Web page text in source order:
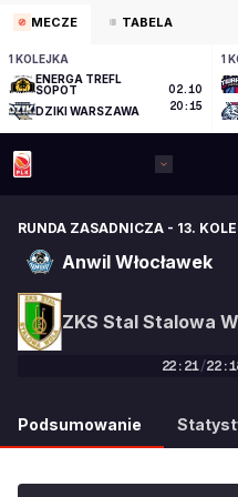
MECZE TABELA
1 KOLEJKA
ENERGA TREFL
SOPOT
DZIKI WARSZAWA
02.10
20:15
1
RUNDA ZASADNICZA - 13.
Anwil Włocławek
ZKS Stal Stalowa
22 : 21/22:
Podsumowanie